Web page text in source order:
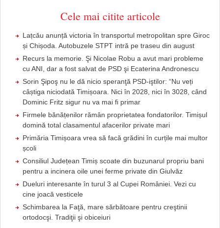
Cele mai citite articole
Lațcău anunță victoria în transportul metropolitan spre Giroc
și Chișoda. Autobuzele STPT intră pe traseu din august
Recurs la memorie. Şi Nicolae Robu a avut mari probleme
cu ANI, dar a fost salvat de PSD şi Ecaterina Andronescu
Sorin Şipoş nu le dă nicio speranţă PSD-iştilor: “Nu veți
câștiga niciodată Timișoara. Nici în 2028, nici în 3028, când
Dominic Fritz sigur nu va mai fi primar
Firmele bănățenilor rămân proprietatea fondatorilor. Timișul
domină total clasamentul afacerilor private mari
Primăria Timișoara vrea să facă grădini în curțile mai multor
școli
Consiliul Județean Timiș scoate din buzunarul propriu bani
pentru a incinera oile unei ferme private din Giulvăz
Dueluri interesante în turul 3 al Cupei României. Vezi cu
cine joacă vesticele
Schimbarea la Faţă, mare sărbătoare pentru creştinii
ortodocşi. Tradiţii şi obiceiuri